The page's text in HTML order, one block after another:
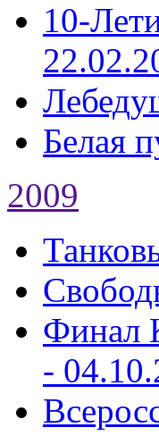
10-
Белая
2009
Финал
-